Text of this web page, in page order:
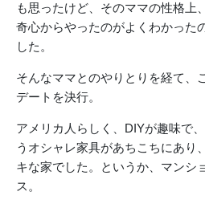
も思ったけど、そのママの性格上
奇心からやったのがよくわかった
した。
そんなママとのやりとりを経て、
デートを決行。
アメリカ人らしく、DIYが趣味で
うオシャレ家具があちこちにあり
キな家でした。というか、マンシ
ス。